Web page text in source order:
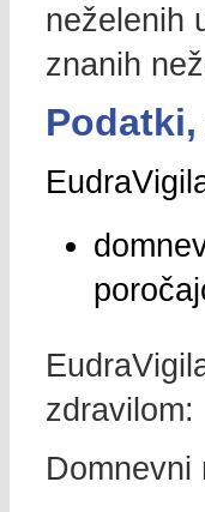
neželenih
znanih
zdravilom:
Domnevni